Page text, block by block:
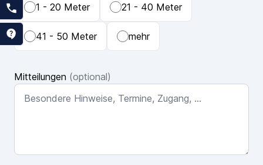
1 - 20 Meter 21 - 40 Meter
41 - 50 Meter mehr
Mitteilungen (optional)